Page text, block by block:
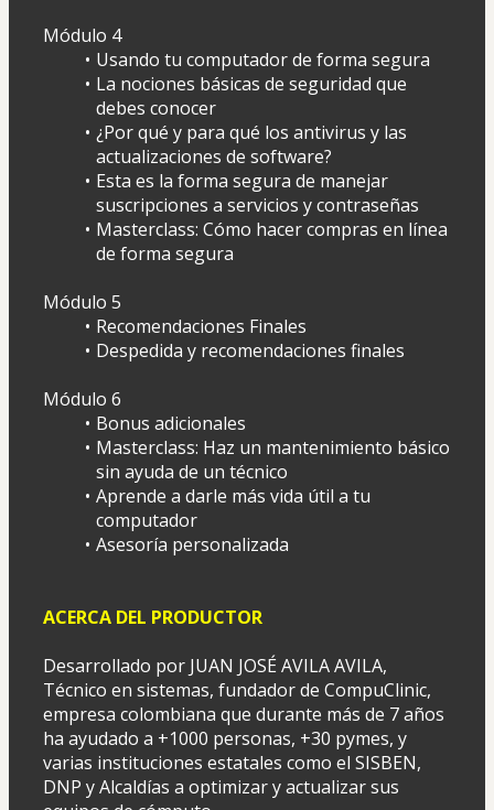
Módulo 4
Usando tu computador de forma segura
La nociones básicas de seguridad que
debes conocer
¿Por qué y para qué los antivirus y las
actualizaciones de software?
Esta es la forma segura de manejar
suscripciones a servicios y contraseñas
Masterclass: Cómo hacer compras en línea
de forma segura
Módulo 5
Recomendaciones Finales
Despedida y recomendaciones finales
Módulo 6
Bonus adicionales
Masterclass: Haz un mantenimiento básico
sin ayuda de un técnico
Aprende a darle más vida útil a tu
computador
Asesoría personalizada
ACERCA DEL PRODUCTOR
Desarrollado por JUAN JOSÉ AVILA AVILA,
Técnico en sistemas, fundador de CompuClinic,
empresa colombiana que durante más de 7 años
ha ayudado a +1000 personas, +30 pymes, y
varias instituciones estatales como el SISBEN,
DNP y Alcaldías a optimizar y actualizar sus